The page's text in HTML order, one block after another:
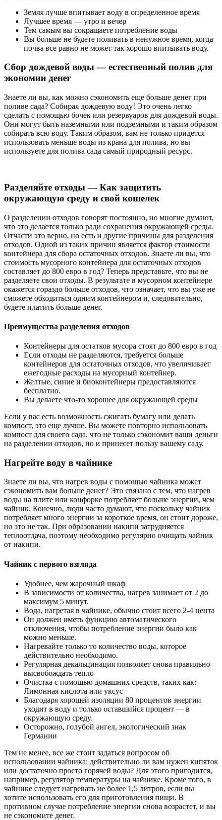
Земля лучше впитывает воду в определенное время
Лучшее время — утро и вечер
Тем самым вы сокращаете потребление воды
Вы больше не будете поливать в ненужное время, когда
почва все равно не может так хорошо впитывать воду.
Сбор дождевой воды — естественный полив для
экономии денег
Знаете ли вы, как можно сэкономить еще больше денег при
поливе сада? Собирая дождевую воду! Это очень легко
сделать с помощью бочек или резервуаров для дождевой воды.
Они могут быть наземными или подземными и таким образом
собирать всю воду. Таким образом, вам не только придется
использовать меньше воды из крана для полива, но вы
используете для полива сада самый природный ресурс.
Разделяйте отходы — Как защитить
окружающую среду и свой кошелек
О разделении отходов говорят постоянно, но многие думают,
что это делается только ради сохранения окружающей среды.
Отчасти это верно, но есть и другие причины для разделения
отходов. Одной из таких причин является фактор стоимости
контейнера для сбора остаточных отходов. Знаете ли вы, что
стоимость мусорного контейнера для остаточных отходов
составляет до 800 евро в год? Теперь представьте, что вы не
разделяете свои отходы. В результате в мусорном контейнере
окажется гораздо больше отходов, что означает, что вы уже не
сможете обходиться одним контейнером и, следовательно,
будете платить больше денег.
Преимущества разделения отходов
Контейнеры для остатков мусора стоят до 800 евро в год
Если отходы не разделяются, требуется больше
контейнеров для остаточных отходов, что увеличивает
ежегодные расходы на мусорный контейнер.
Желтые, синие и биоконтейнеры предоставляются
бесплатно.
Вы делаете что-то хорошее для окружающей среды
Если у вас есть возможность сжигать бумагу или делать
компост, это еще лучше. Вы можете повторно использовать
компост для своего сада, что не только сэкономит ваши деньги
на разделении отходов, но и принесет пользу вашему саду.
Нагрейте воду в чайнике
Знаете ли вы, что нагрев воды с помощью чайника может
сэкономить вам больше денег? Это связано с тем, что нагрев
воды на плите или конфорке потребляет больше энергии, чем
чайник. Конечно, люди часто думают, что поскольку чайник
потребляет много энергии за короткое время, он стоит дороже,
но это не так. При образовании накипи затрудняется
теплоотдача, поэтому необходимо регулярно очищать чайник
от накипи.
Чайник с первого взгляда
Удобнее, чем жарочный шкаф
В зависимости от количества, нагрев занимает от 2 до
максимум 5 минут.
Вода, нагретая в чайнике, обычно стоит всего 2-4 цента
Он должен иметь функцию автоматического
отключения, чтобы потребление энергии было как
можно меньше.
Нагревайте только то количество воды, которое
действительно необходимо.
Регулярная декальцинация позволяет снова правильно
высвобождать тепло
Очистка с помощью домашних средств, таких как:
Лимонная кислота или уксус
Благодаря хорошей изоляции 80 процентов энергии
уходит в воду и только оставшийся процент — в
окружающую среду.
Осторожно, голубой ангел, экологический знак
Германии
Тем не менее, все же стоит задаться вопросом об
использовании чайника: действительно ли вам нужен кипяток
или достаточно просто горячей воды? Для этого пригодится,
например, регулятор температуры на чайнике. Кроме того, в
чайнике следует нагревать не более 1,5 литров, если вы
хотите использовать его для приготовления пищи. В
противном случае потребление энергии снова возрастет, и вы
не сэкономите денег.